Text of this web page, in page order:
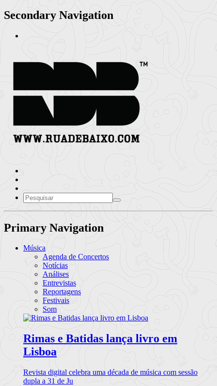
Secondary Navigation
Primary Navigation
Música
Agenda de Concertos
Notícias
Análises
Entrevistas
Reportagens
Festivais
Som
Rimas e Batidas lança livro em
Lisboa
Revista digital celebra uma década de música com sessão
dupla a 31 de Ju